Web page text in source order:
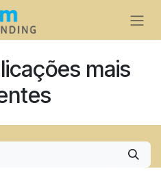
mais